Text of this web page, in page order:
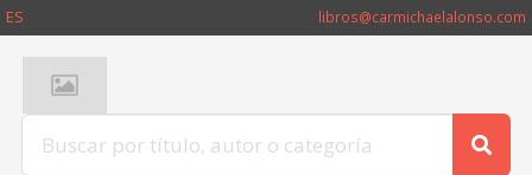
ES libros@carmichaelalonso.com